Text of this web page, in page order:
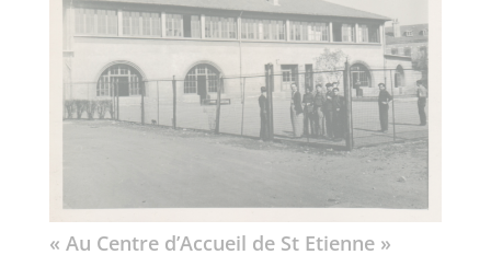
« Au Centre d’Accueil de St Etienne »